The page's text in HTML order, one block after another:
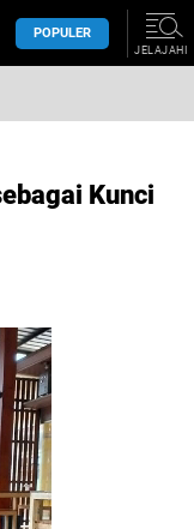
POPULER
JELAJAHI
Kunci